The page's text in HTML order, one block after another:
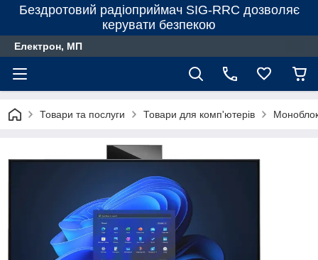
Бездротовий радіоприймач SIG-RRC дозволяє
керувати безпекою
Електрон, МП
Товари та послуги Товари для комп'ютерів